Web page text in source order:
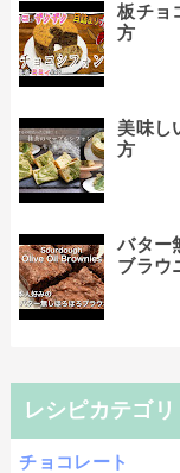
板チョ
方
美味し
方
バター
ブラウ
レシピカテゴリ
チョコレート